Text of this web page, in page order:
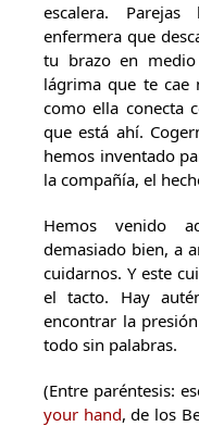
escalera.
enfermera que
tu brazo en
lágrima que te
como ella conecta
que está ahí.
hemos inventado
la compañía, el
Hemos venido
demasiado bien, a
cuidarnos. Y este
el tacto. Hay
encontrar la
todo sin palabras.
(Entre paréntesis:
your hand, de los